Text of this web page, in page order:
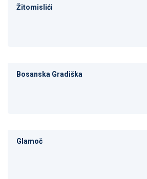
Žitomislići
Bosanska Gradiška
Glamoč